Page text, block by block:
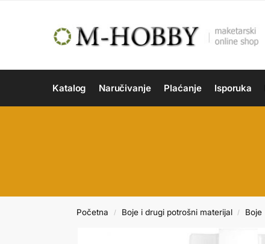
Katalog Naručivanje Plaćanje Isporuka
Početna / Boje i drugi potrošni materijal / Boje